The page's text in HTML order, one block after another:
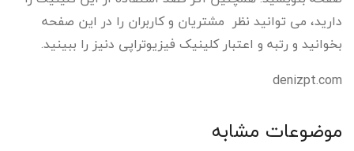
دارید، می توانید نظر مشتریان و کاربران را در این صفحه
بخوانید و رتبه و اعتبار کلینیک فیزیوتراپی دنیز را ببینید.
denizpt.com
موضوعات مشابه